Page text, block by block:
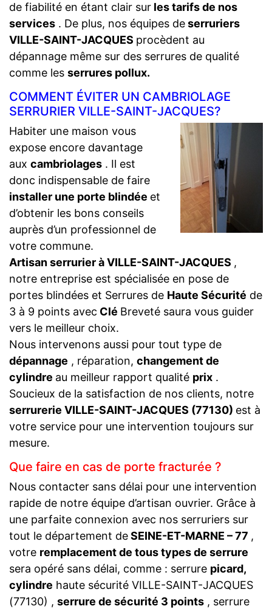
de fiabilité en étant clair sur les tarifs de nos
services . De plus, nos équipes deserruriers
VILLE-SAINT-JACQUES procèdent au
dépannage même sur des serrures de qualité
comme les serrures pollux.
COMMENT ÉVITER UN CAMBRIOLAGE
SERRURIER VILLE-SAINT-JACQUES?
Habiter une maison vous
expose encore davantage
aux cambriolages . Il est
donc indispensable de faire
installer une porte blindée et
d’obtenir les bons conseils
auprès d’un professionnel de
votre commune.
Artisan serrurier à VILLE-SAINT-JACQUES ,
notre entreprise est spécialisée en pose de
portes blindées et Serrures de Haute Sécurité de
3 à 9 points avec Clé Breveté saura vous guider
vers le meilleur choix.
Nous intervenons aussi pour tout type de
dépannage , réparation, changement de
cylindre au meilleur rapport qualité prix .
Soucieux de la satisfaction de nos clients, notre
serrurerie VILLE-SAINT-JACQUES (77130) est à
votre service pour une intervention toujours sur
mesure.
Que faire en cas de porte fracturée ?
Nous contacter sans délai pour une intervention
rapide de notre équipe d’artisan ouvrier. Grâce à
une parfaite connexion avec nos serruriers sur
tout le département deSEINE-ET-MARNE – 77 ,
votre remplacement de tous types de serrure
sera opéré sans délai, comme : serrure picard,
cylindre haute sécurité VILLE-SAINT-JACQUES
(77130) , serrure de sécurité 3 points , serrure